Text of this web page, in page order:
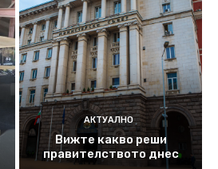
АКТУАЛНО
Вижте какво реши
правителството днес